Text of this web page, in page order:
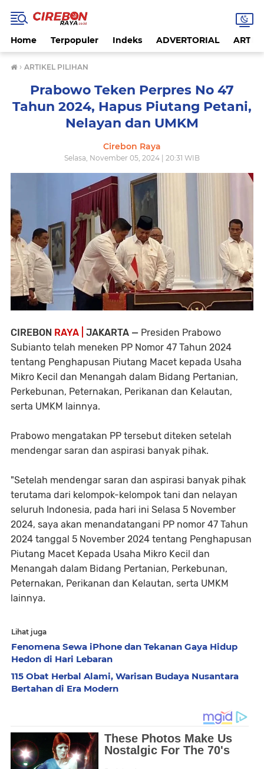
Home Terpopuler Indeks ADVERTORIAL
› ARTIKEL PILIHAN
Prabowo Teken Perpres No 47
Tahun 2024, Hapus Piutang Petani,
Nelayan dan UMKM
Cirebon Raya
Selasa, November 05, 2024 | 20:31 WIB
CIREBON RAYA | JAKARTA — Presiden Prabowo
Subianto telah meneken PP Nomor 47 Tahun 2024
tentang Penghapusan Piutang Macet kepada Usaha
Mikro Kecil dan Menangah dalam Bidang Pertanian,
Perkebunan, Peternakan, Perikanan dan Kelautan,
serta UMKM lainnya.
Prabowo mengatakan PP tersebut diteken setelah
mendengar saran dan aspirasi banyak pihak.
"Setelah mendengar saran dan aspirasi banyak pihak
terutama dari kelompok-kelompok tani dan nelayan
seluruh Indonesia, pada hari ini Selasa 5 November
2024, saya akan menandatangani PP nomor 47 Tahun
2024 tanggal 5 November 2024 tentang Penghapusan
Piutang Macet Kepada Usaha Mikro Kecil dan
Menangah dalam Bidang Pertanian, Perkebunan,
Peternakan, Perikanan dan Kelautan, serta UMKM
lainnya.
Lihat juga
Fenomena Sewa iPhone dan Tekanan Gaya Hidup
Hedon di Hari Lebaran
115 Obat Herbal Alami, Warisan Budaya Nusantara
Bertahan di Era Modern